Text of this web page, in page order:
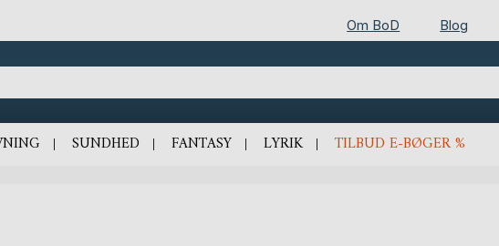
Om BoD Blog
SUNDHED FANTASY LYRIK TILBUD E-BØGER %